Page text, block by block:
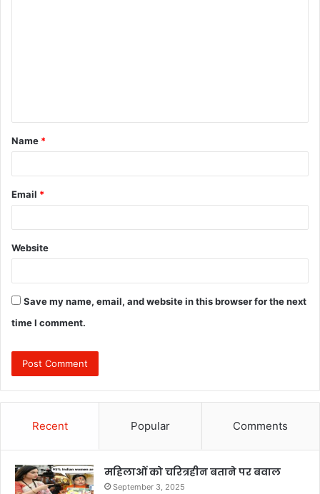
t
*
Name *
Email *
Website
Save my name, email, and website in this browser for the next
time I comment.
Recent Popular Comments
महिलाओं को चरित्रहीन बताने पर बवाल
September 3, 2025